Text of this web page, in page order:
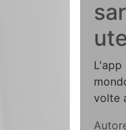
volte